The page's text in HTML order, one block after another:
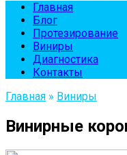
Главная
Блог
Протезирование
Виниры
Диагностика
Контакты
Главная » Виниры
Винирные